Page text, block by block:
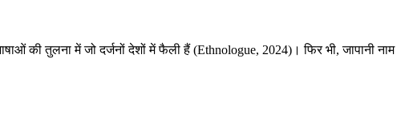
की तुलना में जो दर्जनों देशों में फैली हैं (Ethnologue, 2024)। फिर भी, जापानी नाम